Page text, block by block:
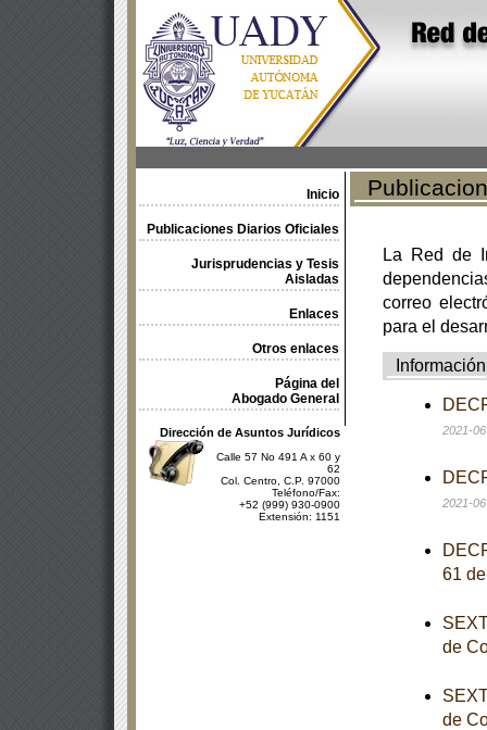
Inicio
Publicaciones Diarios Oficiales
Jurisprudencias y Tesis
Aisladas
Enlaces
Otros enlaces
Página del
Abogado General
Dirección de Asuntos Jurídicos
Calle 57 No 491 A x 60 y
62
Col. Centro, C.P. 97000
Teléfono/Fax:
+52 (999) 930-0900
Extensión: 1151
La Red de
correo
para el
Información
2021-
2021-
61
de
de